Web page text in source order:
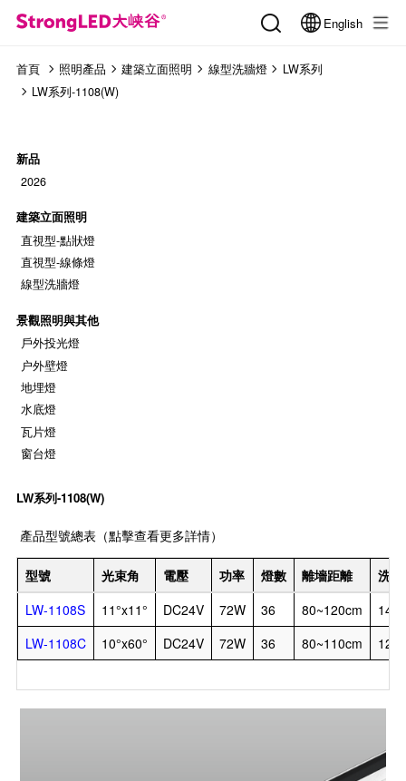
English
首頁 照明產品 建築立面照明 線型洗牆燈
LW系列
LW系列-1108(W)
新品
2026
建築立面照明
直視型-點狀燈
直視型-線條燈
線型洗牆燈
景觀照明與其他
戶外投光燈
户外壁燈
地埋燈
水底燈
瓦片燈
窗台燈
LW系列-1108(W)
產品型號總表（點擊查看更多詳情）
型號 光束角 電壓 功率 燈數 離墻距離
洗
LW-1108S
11°x11° DC24V 72W 36 80~120cm
LW-1108C
10°x60° DC24V 72W 36 80~110cm